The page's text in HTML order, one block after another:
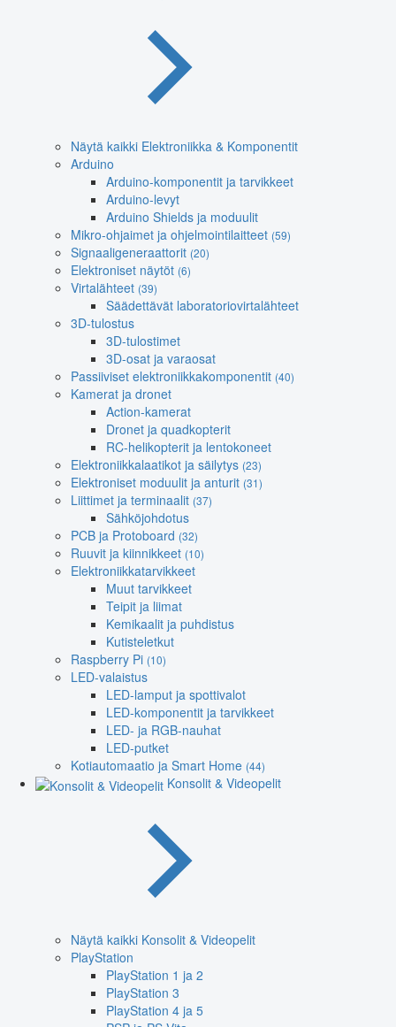
Näytä kaikki Elektroniikka & Komponentit
Arduino
Arduino-komponentit ja tarvikkeet
Arduino-levyt
Arduino Shields ja moduulit
Mikro-ohjaimet ja ohjelmointilaitteet (59)
Signaaligeneraattorit (20)
Elektroniset näytöt (6)
Virtalähteet (39)
Säädettävät laboratoriovirtalähteet
3D-tulostus
3D-tulostimet
3D-osat ja varaosat
Passiiviset elektroniikkakomponentit (40)
Kamerat ja dronet
Action-kamerat
Dronet ja quadkopterit
RC-helikopterit ja lentokoneet
Elektroniikkalaatikot ja säilytys (23)
Elektroniset moduulit ja anturit (31)
Liittimet ja terminaalit (37)
Sähköjohdotus
PCB ja Protoboard (32)
Ruuvit ja kiinnikkeet (10)
Elektroniikkatarvikkeet
Muut tarvikkeet
Teipit ja liimat
Kemikaalit ja puhdistus
Kutisteletkut
Raspberry Pi (10)
LED-valaistus
LED-lamput ja spottivalot
LED-komponentit ja tarvikkeet
LED- ja RGB-nauhat
LED-putket
Kotiautomaatio ja Smart Home (44)
Konsolit & Videopelit
Näytä kaikki Konsolit & Videopelit
PlayStation
PlayStation 1 ja 2
PlayStation 3
PlayStation 4 ja 5